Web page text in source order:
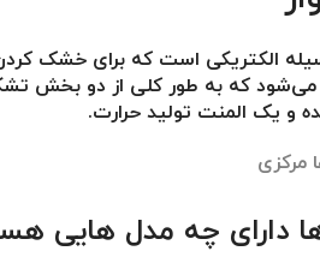
الکتریکی است که برای خشک
می‌شود که به طور کلی از دو بخش
و یک المنت تولید حرارت.
مرکزی
دارای چه مدل هایی